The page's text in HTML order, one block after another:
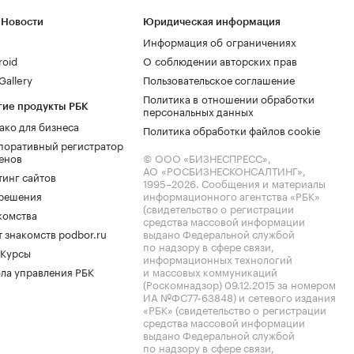
продукты РБК
для бизнеса
регистратор
сайтов
знакомств podbor.ru
управления РБК
Юридическая информация
Информация об ограничениях
О соблюдении авторских прав
Пользовательское соглашение
Политика в отношении обработки
персональных данных
Политика обработки файлов cookie
© ООО «БИЗНЕСПРЕСС»,
АО «РОСБИЗНЕСКОНСАЛТИНГ»,
1995–2026. Сообщения и материалы
информационного агентства «РБК»
(свидетельство о регистрации
средства массовой информации
выдано Федеральной службой
по надзору в сфере связи,
информационных технологий
и массовых коммуникаций
(Роскомнадзор) 09.12.2015 за номером
ИА №ФС77-63848) и сетевого издания
«РБК» (свидетельство о регистрации
средства массовой информации
выдано Федеральной службой
по надзору в сфере связи,